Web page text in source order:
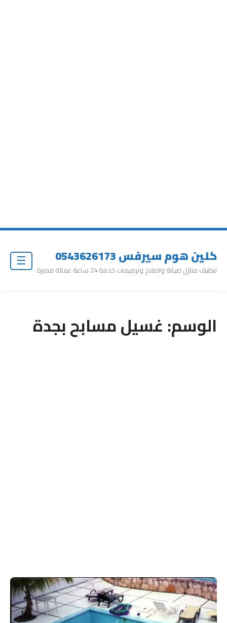
كلين هوم سيرفس 0543626173
تنظيف منازل صيانة واصلاح وترميمات خدمة 24 ساعة عمالة مميزة
الوسم:غسيل مسابح بجدة